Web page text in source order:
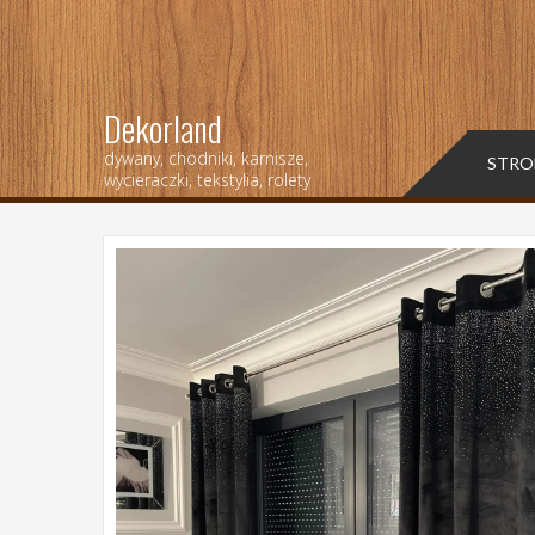
Dekorland
dywany, chodniki, karnisze,
wycieraczki, tekstylia, rolety